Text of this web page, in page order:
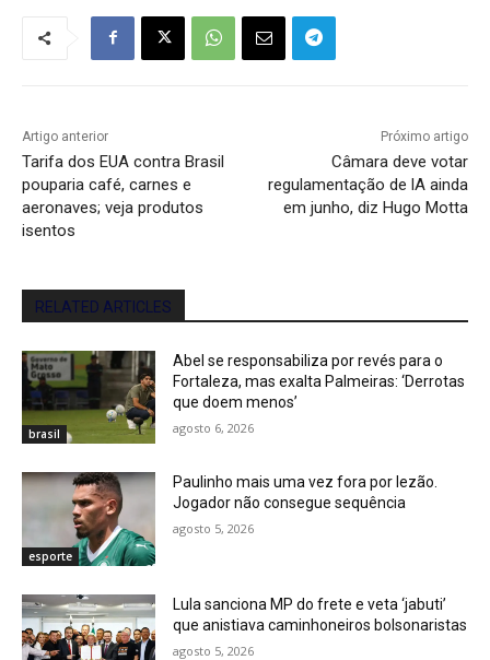
Artigo anterior
Tarifa dos EUA contra Brasil
pouparia café, carnes e
aeronaves; veja produtos
isentos
Próximo artigo
Câmara deve votar
regulamentação de lA ainda
em junho, diz Hugo Motta
RELATED ARTICLES
brasil
Abel se responsabiliza por revés para o
Fortaleza, mas exalta Palmeiras: ‘Derrotas
que doem menos’
agosto 6, 2026
esporte
Paulinho mais uma vez fora por lezão.
Jogador não consegue sequência
agosto 5, 2026
Lula sanciona MP do frete e veta ‘jabuti’
que anistiava caminhoneiros bolsonaristas
agosto 5, 2026